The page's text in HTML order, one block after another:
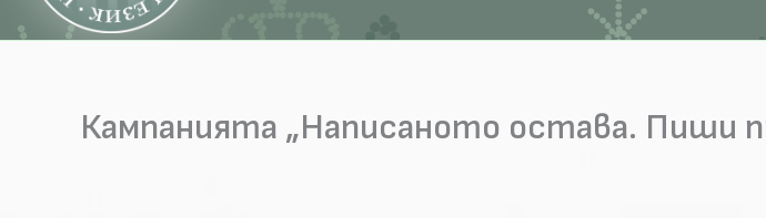
Кампанията „Написаното остава. Пиши